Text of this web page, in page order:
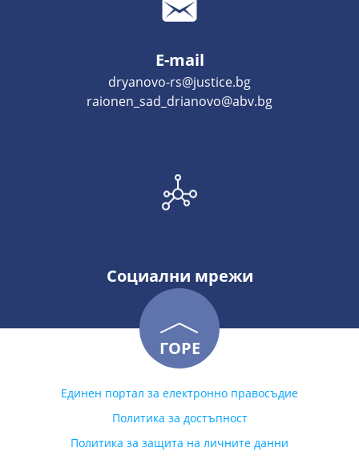
E-mail
dryanovo-rs@justice.bg
raionen_sad_drianovo@abv.bg
Социални мрежи
ГОРЕ
Единен портал за електронно правосъдие
Политика за достъпност
Политика за защита на личните данни